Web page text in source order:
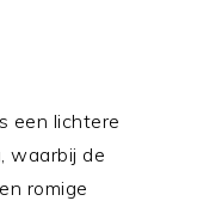
een lichtere
waarbij de
romige